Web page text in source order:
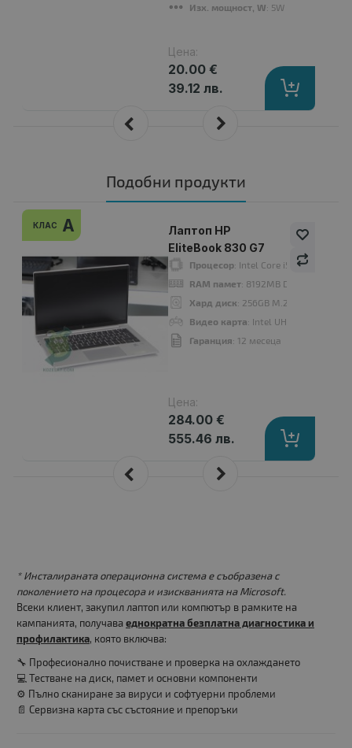
Изх. мощност, W: 5W
Цена:
20.00 €
39.12 лв.
Подобни продукти
КЛАС A
Лаптоп HP
EliteBook 830 G7
Процесор: Intel Core i5, 10210U up
RAM памет: 8192MB DDR4
Хард диск: 256GB M.2 NVMe SSD
Видео карта: Intel UHD Graphics
Гаранция: 12 месеца
Цена:
284.00 €
555.46 лв.
* Инсталираната операционна система е съобразена с
поколението на процесора и изискванията на Microsoft.
Всеки клиент, закупил лаптоп или компютър в рамките на
кампанията, получава еднократна безплатна диагностика и
профилактика, която включва:
🔧 Професионално почистване и проверка на охлаждането
💻 Тестване на диск, памет и основни компоненти
⚙️ Пълно сканиране за вируси и софтуерни проблеми
📄 Сервизна карта със състояние и препоръки